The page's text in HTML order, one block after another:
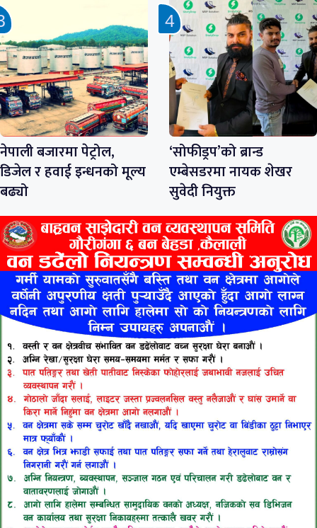
नेपाली बजारमा पेट्रोल,
डिजेल र हवाई इन्धनको मूल्य
बढ्यो
‘सोफीड्रप’को ब्रान्ड
एम्बेसडरमा नायक शेखर
सुवेदी नियुक्त